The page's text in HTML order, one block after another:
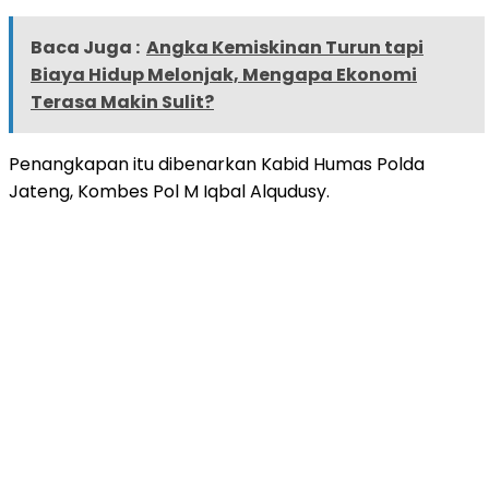
Baca Juga : Angka Kemiskinan Turun tapi
Biaya Hidup Melonjak, Mengapa Ekonomi
Terasa Makin Sulit?
Penangkapan itu dibenarkan Kabid Humas Polda
Jateng, Kombes Pol M Iqbal Alqudusy.